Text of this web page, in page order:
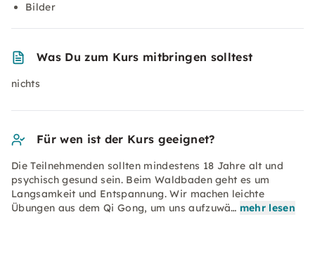
Bilder
Was Du zum Kurs mitbringen solltest
nichts
Für wen ist der Kurs geeignet?
Die Teilnehmenden sollten mindestens 18 Jahre alt und
psychisch gesund sein. Beim Waldbaden geht es um
Langsamkeit und Entspannung. Wir machen leichte
Übungen aus dem Qi Gong, um uns aufzuwä… mehr lesen